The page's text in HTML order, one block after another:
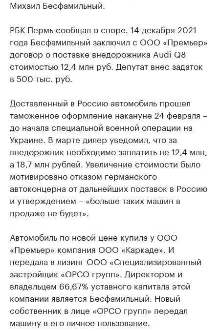
Михаил Бесфамильный.
РБК Пермь сообщал о споре. 14 декабря 2021
года Бесфамильный заключил с ООО «Премьер»
договор о поставке внедорожника Audi Q8
стоимостью 12,4 млн руб. Депутат внес задаток
в 500 тыс. руб.
Доставленный в Россию автомобиль прошел
таможенное оформление накануне 24 февраля –
до начала специальной военной операции на
Украине. В марте дилер уведомил, что за
внедорожник необходимо заплатить не 12,4 млн,
а 18,7 млн рублей. Увеличение стоимости было
мотивировано отказом германского
автоконцерна от дальнейших поставок в Россию
и утверждением – «больше таких машин в
продаже не будет».
Автомобиль по новой цене купила у ООО
«Премьер» компания ООО «Каркаде». И
передала в лизинг ООО «Специализированный
застройщик «ОРСО групп». Директором и
владельцем 66,67% уставного капитала этой
компании является Бесфамильный. Новый
собственник в лице «ОРСО групп» передал
машину в его личное пользование.